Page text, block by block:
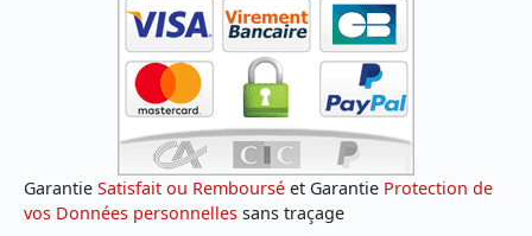
Garantie Satisfait ou Remboursé et Garantie Protection de
vos Données personnelles sans traçage